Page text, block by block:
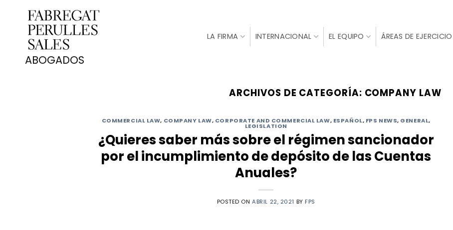
contenido
LA FIRMA INTERNACIONAL EL EQUIPO ÁREAS DE EJERCICIO
ARCHIVOS DE CATEGORÍA: COMPANY LAW
COMMERCIAL LAW, COMPANY LAW, CORPORATE AND COMMERCIAL LAW, ESPAÑOL, FPS NEWS, GENERAL,
LEGISLATION
¿Quieres saber más sobre el régimen sancionador
por el incumplimiento de depósito de las Cuentas
Anuales?
POSTED ONABRIL 22, 2021 BY FPS